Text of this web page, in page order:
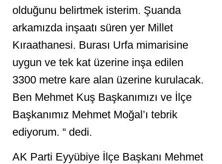
olduğunu belirtmek isterim. Şuanda
arkamızda inşaatı süren yer Millet
Kıraathanesi. Burası Urfa mimarisine
uygun ve tek kat üzerine inşa edilen
3300 metre kare alan üzerine kurulacak.
Ben Mehmet Kuş Başkanımızı ve İlçe
Başkanımız Mehmet Moğal’ı tebrik
ediyorum. “ dedi.
AK Parti Eyyübiye İlçe Başkanı Mehmet